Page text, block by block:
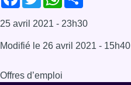
25 avril 2021 - 23h30
Modifié le 26 avril 2021 - 15h40
Offres d’emploi